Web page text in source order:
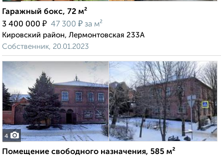
Гаражный бокс, 72 м²
3 400 000 ₽ 47 300 ₽ за м²
Кировский район, Лермонтовская 233А
Собственник, 20.01.2023
4
Помещение свободного назначения, 585 м²